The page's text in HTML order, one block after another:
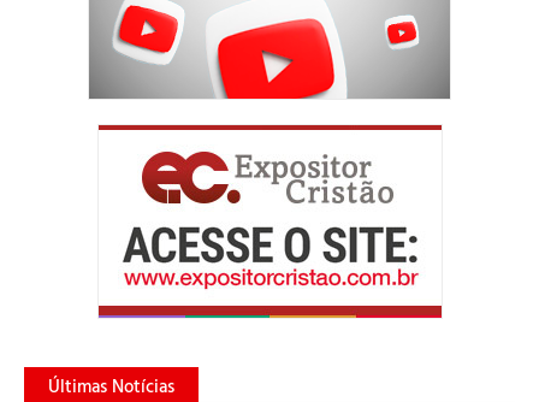
Últimas Notícias